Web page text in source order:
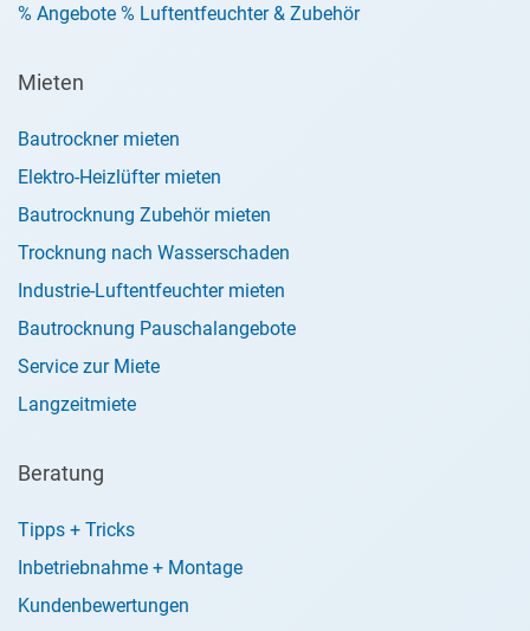
% Angebote % Luftentfeuchter & Zubehör
Mieten
Bautrockner mieten
Elektro-Heizlüfter mieten
Bautrocknung Zubehör mieten
Trocknung nach Wasserschaden
Industrie-Luftentfeuchter mieten
Bautrocknung Pauschalangebote
Service zur Miete
Langzeitmiete
Beratung
Tipps + Tricks
Inbetriebnahme + Montage
Kundenbewertungen